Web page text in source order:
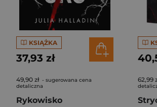
KSIĄŻKA
37,93 zł
49,90 zł - sugerowana cena
detaliczna
Rykowisko
62,99